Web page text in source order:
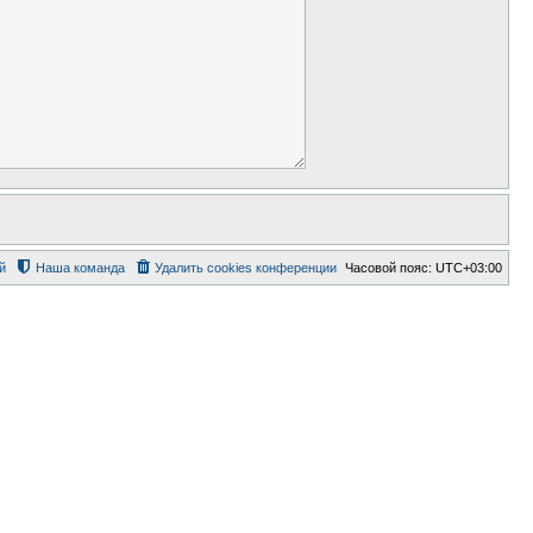
Часовой пояс: UTC+03:00
Удалить cookies конференции
Наша команда